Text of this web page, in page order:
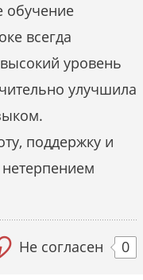
обучение
всегда
уровень
улучшила
поддержку и
Не согласен 0